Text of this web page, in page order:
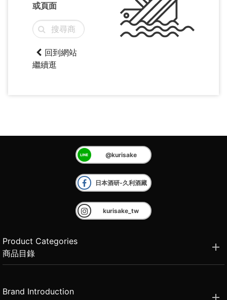
或頁面
回到網站
繼續逛
@kurisake
日本酒研-久利酒藏
kurisake_tw
Product Categories
商品目錄
Brand Introduction